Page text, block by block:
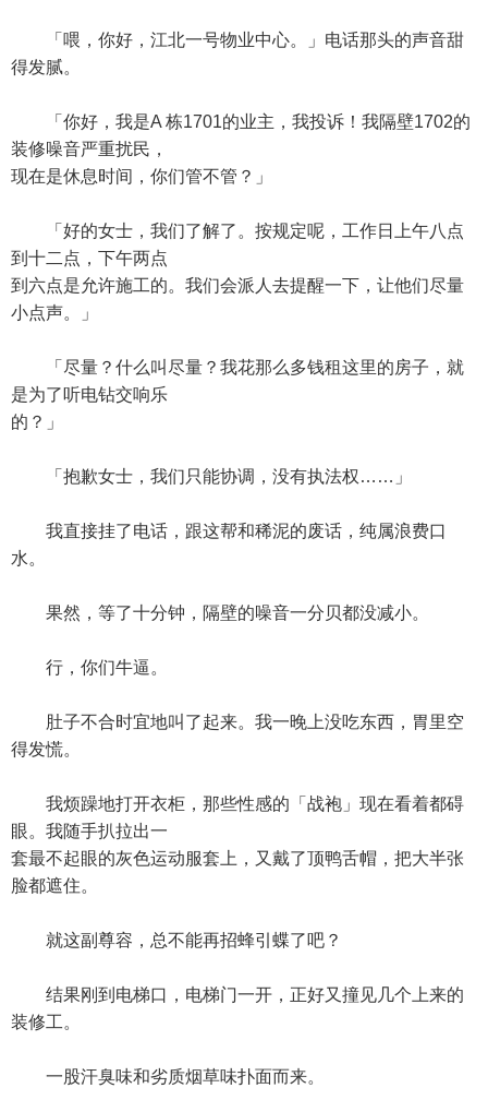
「喂，你好，江北一号物业中心。」电话那头的声音甜
得发腻。
「你好，我是A 栋1701的业主，我投诉！我隔壁1702的
装修噪音严重扰民，
现在是休息时间，你们管不管？」
「好的女士，我们了解了。按规定呢，工作日上午八点
到十二点，下午两点
到六点是允许施工的。我们会派人去提醒一下，让他们尽量
小点声。」
「尽量？什么叫尽量？我花那么多钱租这里的房子，就
是为了听电钻交响乐
的？」
「抱歉女士，我们只能协调，没有执法权……」
我直接挂了电话，跟这帮和稀泥的废话，纯属浪费口
水。
果然，等了十分钟，隔壁的噪音一分贝都没减小。
行，你们牛逼。
肚子不合时宜地叫了起来。我一晚上没吃东西，胃里空
得发慌。
我烦躁地打开衣柜，那些性感的「战袍」现在看着都碍
眼。我随手扒拉出一
套最不起眼的灰色运动服套上，又戴了顶鸭舌帽，把大半张
脸都遮住。
就这副尊容，总不能再招蜂引蝶了吧？
结果刚到电梯口，电梯门一开，正好又撞见几个上来的
装修工。
一股汗臭味和劣质烟草味扑面而来。